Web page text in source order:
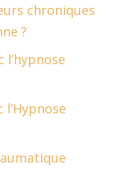
chroniques
?
l’hypnose